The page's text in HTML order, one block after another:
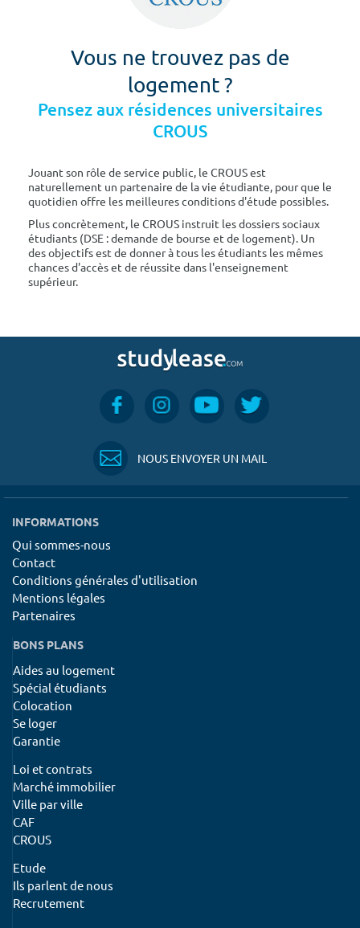
Vous ne trouvez pas de
logement ?
Pensez aux résidences universitaires
CROUS
Jouant son rôle de service public, le CROUS est
naturellement un partenaire de la vie étudiante, pour que le
quotidien offre les meilleures conditions d'étude possibles.
Plus concrètement, le CROUS instruit les dossiers sociaux
étudiants (DSE : demande de bourse et de logement). Un
des objectifs est de donner à tous les étudiants les mêmes
chances d'accès et de réussite dans l'enseignement
supérieur.
NOUS ENVOYER UN MAIL
INFORMATIONS
Qui sommes-nous
Contact
Conditions générales d'utilisation
Mentions légales
Partenaires
BONS PLANS
Aides au logement
Spécial étudiants
Colocation
Se loger
Garantie
Loi et contrats
Marché immobilier
Ville par ville
CAF
CROUS
Etude
Ils parlent de nous
Recrutement